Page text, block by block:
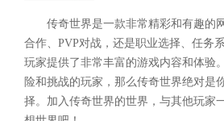
传奇世界是一款非常精彩和有趣的
合作、PVP对战，还是职业选择、任务
玩家提供了非常丰富的游戏内容和体验
险和挑战的玩家，那么传奇世界绝对是
择。加入传奇世界的世界，与其他玩家